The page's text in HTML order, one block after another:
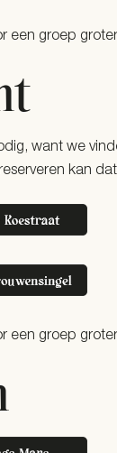
een groep
want we
kan
een groep